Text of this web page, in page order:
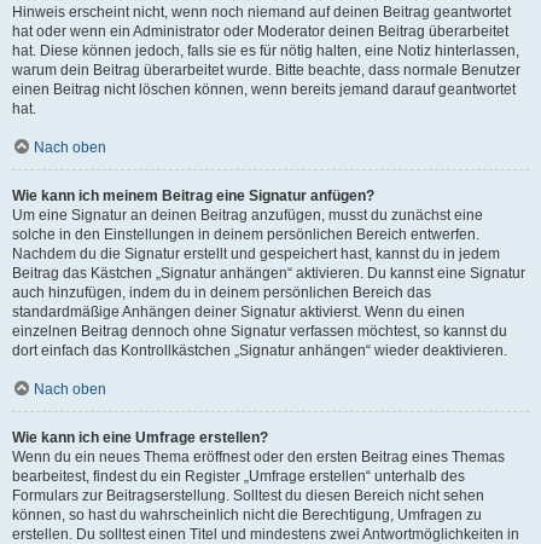
Hinweis erscheint nicht, wenn noch niemand auf deinen Beitrag geantwortet
hat oder wenn ein Administrator oder Moderator deinen Beitrag überarbeitet
hat. Diese können jedoch, falls sie es für nötig halten, eine Notiz hinterlassen,
warum dein Beitrag überarbeitet wurde. Bitte beachte, dass normale Benutzer
einen Beitrag nicht löschen können, wenn bereits jemand darauf geantwortet
hat.
Nach oben
Wie kann ich meinem Beitrag eine Signatur anfügen?
Um eine Signatur an deinen Beitrag anzufügen, musst du zunächst eine
solche in den Einstellungen in deinem persönlichen Bereich entwerfen.
Nachdem du die Signatur erstellt und gespeichert hast, kannst du in jedem
Beitrag das Kästchen „Signatur anhängen“ aktivieren. Du kannst eine Signatur
auch hinzufügen, indem du in deinem persönlichen Bereich das
standardmäßige Anhängen deiner Signatur aktivierst. Wenn du einen
einzelnen Beitrag dennoch ohne Signatur verfassen möchtest, so kannst du
dort einfach das Kontrollkästchen „Signatur anhängen“ wieder deaktivieren.
Nach oben
Wie kann ich eine Umfrage erstellen?
Wenn du ein neues Thema eröffnest oder den ersten Beitrag eines Themas
bearbeitest, findest du ein Register „Umfrage erstellen“ unterhalb des
Formulars zur Beitragserstellung. Solltest du diesen Bereich nicht sehen
können, so hast du wahrscheinlich nicht die Berechtigung, Umfragen zu
erstellen. Du solltest einen Titel und mindestens zwei Antwortmöglichkeiten in